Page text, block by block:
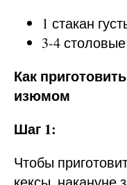
1 стакан
3-4
Как
изюмом
Шаг 1:
Чтобы